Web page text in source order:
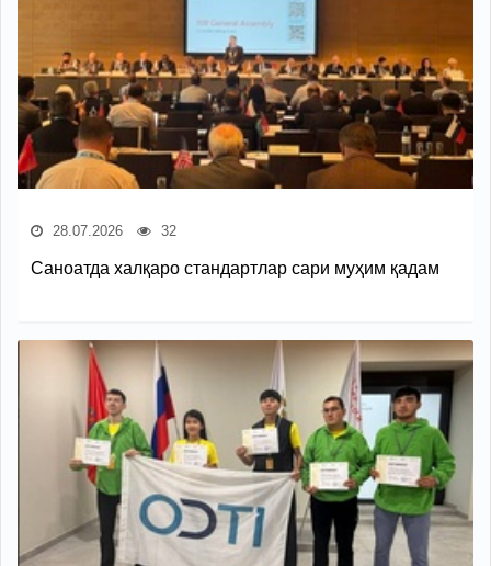
28.07.2026 32
Саноатда халқаро стандартлар сари муҳим қадам